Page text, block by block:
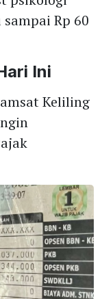
Rp 60
Ini
Keliling